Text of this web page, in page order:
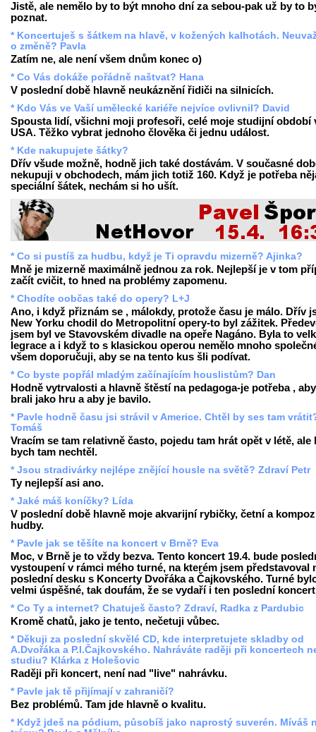
Jistě, ale nemělo by to být mnoho dní za sebou-pak už by to
poznat.
* Koncertuješ s šátkem na hlavě, v kožených kalhotách.
o změně? Pavla
Zatím ne, ale není všem dnům konec o)
* Co Vás dokáže pořádně naštvat? Hana
V poslední době hlavně neukáznění řidiči na silnicích.
* Kdo Vás ve Vaší umělecké kariéře nejvíce ovlivnil? David
Spousta lidí, všichni moji profesoři, celé moje studijní období
USA. Těžko vybrat jednoho člověka či jednu událost.
* Kde nakupujete šátky?
Dřív všude možně, hodně jich také dostávám. V současné
nekupuji v obchodech, mám jich totiž 160. Když je potřeba
speciální šátek, nechám si ho ušít.
* Co si pustíš za hudbu, když je Ti opravdu mizerně? Ajinka?
Mně je mizerně maximálně jednou za rok. Nejlepší je v tom
začít cvičit, to hned na problémy zapomenu.
* Chodíte oobčas také do opery? L+J
Ano, i když přiznám se , málokdy, protože času je málo. Dřív
New Yorku chodil do Metropolitní opery-to byl zážitek.
jsem byl ve Stavovském divadle na opeře Nagáno. Byla to
legrace a i když to s klasickou operou nemělo mnoho
všem doporučuji, aby se na tento kus šli podívat.
* Co byste popřál mladým začínajícím houslistům? Dan
Hodně vytrvalosti a hlavně štěstí na pedagoga-je potřeba ,
brali jako hru a aby je bavilo.
* Pavle hodně času jsi strávil v Americe. Chtěl by ses tam
Tomáš
Vracím se tam relativně často, pojedu tam hrát opět v létě, ale
bych tam nechtěl.
* Jsou stradivárky nejlépe znějící housle na světě? Zdraví Petr
Ty nejlepší asi ano.
* Jaké máš koníčky? Lída
V poslední době hlavně moje akvarijní rybičky, četní a
hudby.
* Pavle jak se těšíte na koncert v Brně? Eva
Moc, v Brně je to vždy bezva. Tento koncert 19.4. bude
vystoupení v rámci mého turné, na kterém jsem představoval
poslední desku s Koncerty Dvořáka a Čajkovského. Turné
velmi úspěšné, tak doufám, že se vydaří i ten poslední
* Co Ty a internet? Chatuješ často? Zdraví, Radka z Pardubic
Kromě chatů, jako je tento, nečetuji vůbec.
* Děkuji za poslední skvělé CD, kde interpretujete skladby od
A.Dvořáka a P.I.Čajkovského. Nahráváte raději při koncertech
studiu? Klárka z Holešovic
Raději při koncert, není nad "live" nahrávku.
* Pavle jak tě přijímají v zahraničí?
Bez problémů. Tam jde hlavně o kvalitu.
* Když jdeš na pódium, působíš jako naprostý suverén. Míváš